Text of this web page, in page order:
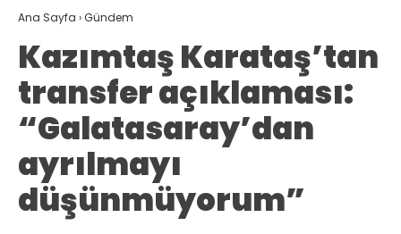
Ana Sayfa ›Gündem
Kazımtaş Karataş’tan
transfer açıklaması:
“Galatasaray’dan
ayrılmayı
düşünmüyorum”